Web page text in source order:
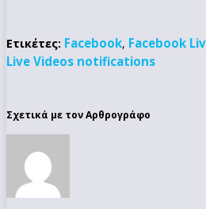
Ετικέτες: Facebook, Facebook
Live Videos notifications
Σχετικά με τον Αρθρογράφο